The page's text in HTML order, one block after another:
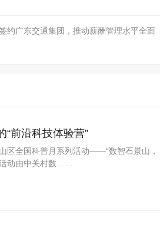
约广东交通集团，推动薪酬管理水平全面
“前沿科技体验营”
区全国科普月系列活动——“数智石景山，
动由中关村数……